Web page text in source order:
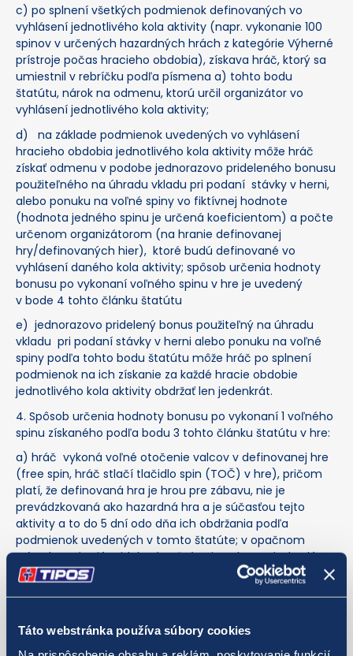
Táto webstránka používa súbory cookies
c) po splnení všetkých podmienok definovaných vo
vyhlásení jednotlivého kola aktivity (napr. vykonanie 100
spinov v určených hazardných hrách z kategórie Výherné
prístroje počas hracieho obdobia), získava hráč, ktorý sa
umiestnil v rebríčku podľa písmena a) tohto bodu
štatútu, nárok na odmenu, ktorú určil organizátor vo
vyhlásení jednotlivého kola aktivity;
d) na základe podmienok uvedených vo vyhlásení
hracieho obdobia jednotlivého kola aktivity môže hráč
získať odmenu v podobe jednorazovo prideleného bonusu
použiteľného na úhradu vkladu pri podaní stávky v herni,
alebo ponuku na voľné spiny vo fiktívnej hodnote
(hodnota jedného spinu je určená koeficientom) a počte
určenom organizátorom (na hranie definovanej
hry/definovaných hier), ktoré budú definované vo
vyhlásení daného kola aktivity; spôsob určenia hodnoty
bonusu po vykonaní voľného spinu v hre je uvedený
v bode 4 tohto článku štatútu
e) jednorazovo pridelený bonus použiteľný na úhradu
vkladu pri podaní stávky v herni alebo ponuku na voľné
spiny podľa tohto bodu štatútu môže hráč po splnení
podmienok na ich získanie za každé hracie obdobie
jednotlivého kola aktivity obdržať len jedenkrát.
4. Spôsob určenia hodnoty bonusu po vykonaní 1 voľného
spinu získaného podľa bodu 3 tohto článku štatútu v hre:
a) hráč vykoná voľné otočenie valcov v definovanej hre
(free spin, hráč stlačí tlačidlo spin (TOČ) v hre), pričom
platí, že definovaná hra je hrou pre zábavu, nie je
prevádzkovaná ako hazardná hra a je súčasťou tejto
aktivity a to do 5 dní odo dňa ich obdržania podľa
podmienok uvedených v tomto štatúte; v opačnom
prípade strácajú pridelené voľné spiny platnosť a budú
hráčovi odpísané z jeho hráčskeho konta. Definovaná hra
je dostupná na www.tipos.sk v sekcii eTIPOS.sk, je určená
využitím určeného počtu voľných spinov v súlade
s podmienkami určenými týmto štatútom (a ktorých